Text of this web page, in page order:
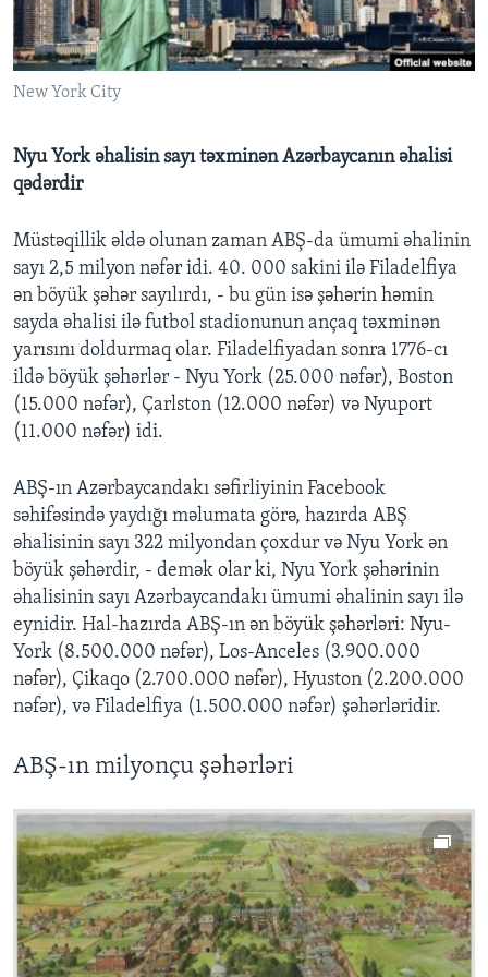
BIZI IZLƏYIN
Dillər
New York City
Nyu York əhalisin sayı təxminən Azərbaycanın əhalisi
qədərdir
Müstəqillik əldə olunan zaman ABŞ-da ümumi əhalinin
sayı 2,5 milyon nəfər idi. 40. 000 sakini ilə Filadelfiya
ən böyük şəhər sayılırdı, - bu gün isə şəhərin həmin
sayda əhalisi ilə futbol stadionunun ançaq təxminən
yarısını doldurmaq olar. Filadelfiyadan sonra 1776-cı
ildə böyük şəhərlər - Nyu York (25.000 nəfər), Boston
(15.000 nəfər), Çarlston (12.000 nəfər) və Nyuport
(11.000 nəfər) idi.
ABŞ-ın Azərbaycandakı səfirliyinin Facebook
səhifəsində yaydığı məlumata görə, hazırda ABŞ
əhalisinin sayı 322 milyondan çoxdur və Nyu York ən
böyük şəhərdir, - demək olar ki, Nyu York şəhərinin
əhalisinin sayı Azərbaycandakı ümumi əhalinin sayı ilə
eynidir. Hal-hazırda ABŞ-ın ən böyük şəhərləri: Nyu-
York (8.500.000 nəfər), Los-Anceles (3.900.000
nəfər), Çikaqo (2.700.000 nəfər), Hyuston (2.200.000
nəfər), və Filadelfiya (1.500.000 nəfər) şəhərləridir.
ABŞ-ın milyonçu şəhərləri